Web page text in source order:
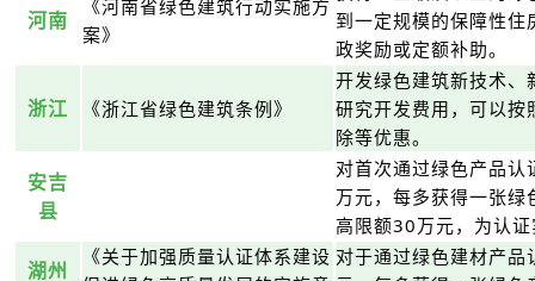
河南
《河南省绿色建筑行动实施方
案》
到一定规模的保障性
政奖励或定额补助。
浙江 《浙江省绿色建筑条例》
开发绿色建筑新技术
研究开发费用，可以
除等优惠。
安吉
县
对首次通过绿色产品
万元，每多获得一张
高限额30万元，为认
湖州
《关于加强质量认证体系建设 对于通过绿色建材产